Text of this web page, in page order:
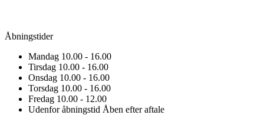
Åbningstider
Mandag 10.00 - 16.00
Tirsdag 10.00 - 16.00
Onsdag 10.00 - 16.00
Torsdag 10.00 - 16.00
Fredag 10.00 - 12.00
Udenfor åbningstid Åben efter aftale